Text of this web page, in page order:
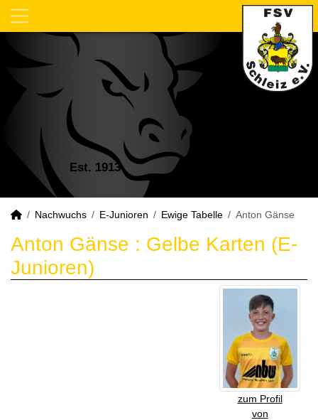
Est. 1913
Nachwuchs E-Junioren Ewige Tabelle Anton Gänse
Anton Gänse : Gelbe Karten (E-
Junioren)
zum Profil
von